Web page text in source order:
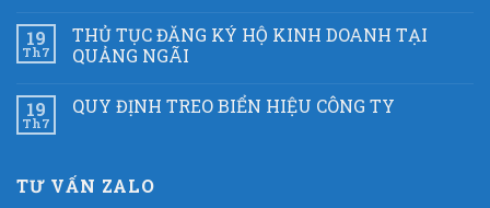
19
Th7
THỦ TỤC ĐĂNG KÝ HỘ KINH DOANH TẠI
QUẢNG NGÃI
19
Th7
QUY ĐỊNH TREO BIỂN HIỆU CÔNG TY
TƯ VẤN ZALO